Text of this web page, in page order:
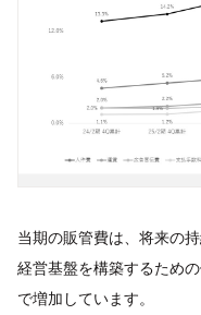
当期の販管費は、将来の
経営基盤を構築するため
で増加しています。